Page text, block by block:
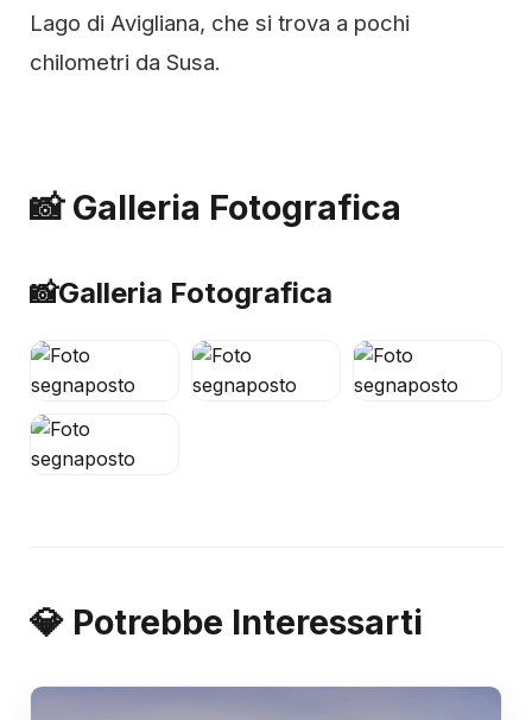
Lago di Avigliana, che si trova a pochi
chilometri da Susa.
📸 Galleria Fotografica
📸Galleria Fotografica
💎 Potrebbe Interessarti